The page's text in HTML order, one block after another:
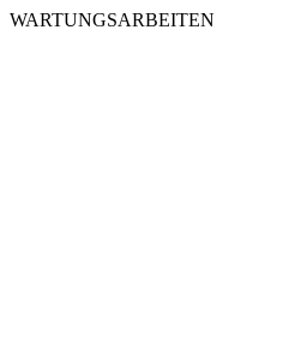
WARTUNGSARBEITEN